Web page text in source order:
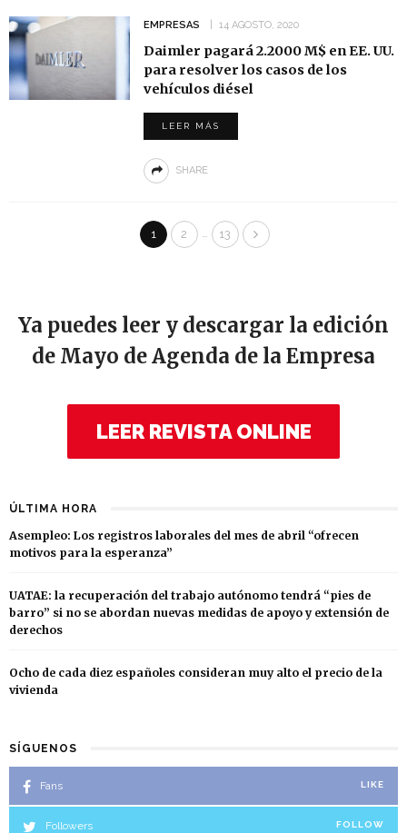
EMPRESAS 14 AGOSTO, 2020
Daimler pagará 2.2000 M$ en EE. UU.
para resolver los casos de los
vehículos diésel
LEER MÁS
SHARE
1 2 … 13
Ya puedes leer y descargar la edición
de Mayo de Agenda de la Empresa
LEER REVISTA ONLINE
ÚLTIMA HORA
Asempleo: Los registros laborales del mes de abril “ofrecen
motivos para la esperanza”
UATAE: la recuperación del trabajo autónomo tendrá “pies de
barro” si no se abordan nuevas medidas de apoyo y extensión de
derechos
Ocho de cada diez españoles consideran muy alto el precio de la
vivienda
SÍGUENOS
Fans LIKE
Followers FOLLOW